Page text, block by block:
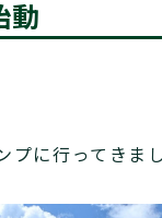
動
プに行ってきま